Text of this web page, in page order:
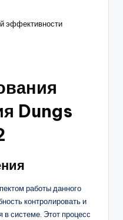
эффективности
Dungs
работы данного
контролировать и
в системе. Этот процесс